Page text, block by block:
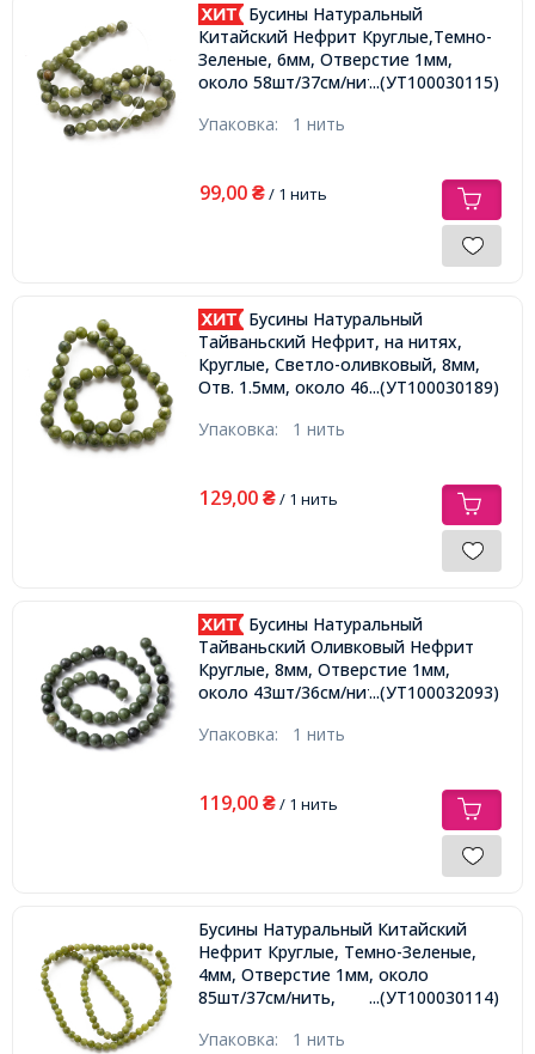
Бусины Натуральный
Китайский Нефрит Круглые,Темно-
Зеленые, 6мм, Отверстие 1мм,
около 58шт/37см/нить,...(УТ100030115)
Упаковка: 1 нить
99,00 ₴/ 1 нить
Бусины Натуральный
Тайваньский Нефрит, на нитях,
Круглые, Светло-оливковый, 8мм,
Отв. 1.5мм, около 46шт/38см/нить,
...(УТ100030189)
Упаковка: 1 нить
129,00 ₴/ 1 нить
Бусины Натуральный
Тайваньский Оливковый Нефрит
Круглые, 8мм, Отверстие 1мм,
около 43шт/36см/нить,...(УТ100032093)
Упаковка: 1 нить
119,00 ₴/ 1 нить
Бусины Натуральный Китайский
Нефрит Круглые, Темно-Зеленые,
4мм, Отверстие 1мм, около
85шт/37см/нить,
...(УТ100030114)
Упаковка: 1 нить